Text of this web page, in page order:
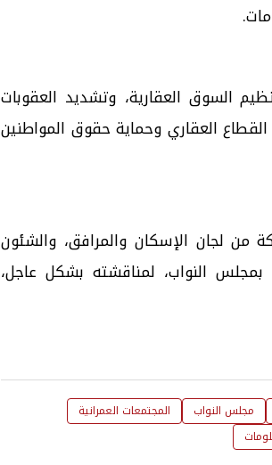
السوق العقارية، وتشديد العقوبات
العقاري وحماية حقوق المواطنين
من لجان الإسكان والمرافق، والشئون
بمجلس النواب، لمناقشته بشكل عاجل،
مجلس النواب
المجتمعات العمرانية